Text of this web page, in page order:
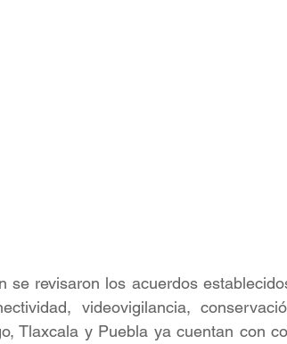
se revisaron los acuerdos
videovigilancia,
Tlaxcala y Puebla ya cuentan con